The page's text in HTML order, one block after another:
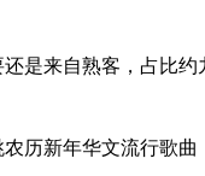
是来自熟客，占比
历新年华文流行歌曲